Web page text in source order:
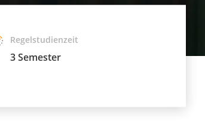
Regelstudienzeit
3 Semester